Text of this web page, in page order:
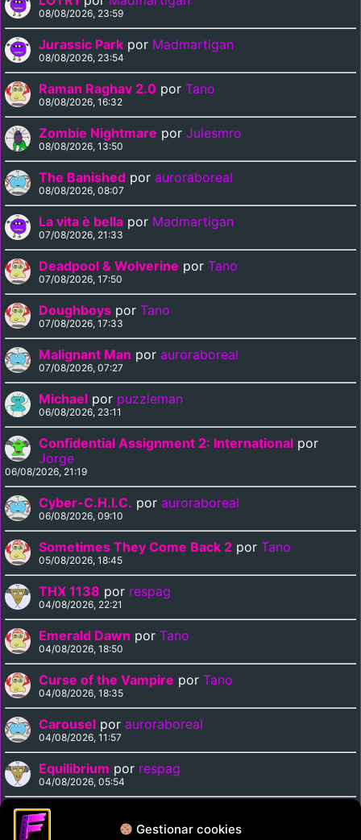
Gestionar cookies
08/08/2026, 23:59
Jurassic Park por Madmartigan
08/08/2026, 23:54
Raman Raghav 2.0 por Tano
08/08/2026, 16:32
Zombie Nightmare por Julesmro
08/08/2026, 13:50
The Banished por auroraboreal
08/08/2026, 08:07
La vita è bella por Madmartigan
07/08/2026, 21:33
Deadpool & Wolverine por Tano
07/08/2026, 17:50
Doughboys por Tano
07/08/2026, 17:33
Malignant Man por auroraboreal
07/08/2026, 07:27
Michael por puzzleman
06/08/2026, 23:11
Confidential Assignment 2: International por
Jorge
06/08/2026, 21:19
Cyber-C.H.I.C. por auroraboreal
06/08/2026, 09:10
Sometimes They Come Back 2 por Tano
05/08/2026, 18:45
THX 1138 por respag
04/08/2026, 22:21
Emerald Dawn por Tano
04/08/2026, 18:50
Curse of the Vampire por Tano
04/08/2026, 18:35
Carousel por auroraboreal
04/08/2026, 11:57
Equilibrium por respag
04/08/2026, 05:54
Midnight Express
03/08/2026, 22:11